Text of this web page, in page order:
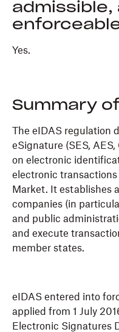
admissible,
Yes.
Summary
The eIDAS regulation
eSignature (SES,
on electronic
electronic
Market. It establishes
companies (in
and public
and execute
member states.
eIDAS entered into
applied from 1 July
Electronic Signatures